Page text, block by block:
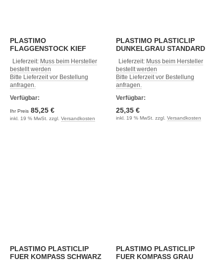
PLASTIMO
FLAGGENSTOCK KIEF
Lieferzeit: Muss beim Hersteller
bestellt werden
Bitte Lieferzeit vor Bestellung
anfragen.
Verfügbar:
Ihr Preis 85,25 €
inkl. 19 % MwSt. zzgl. Versandkosten
PLASTIMO PLASTICLIP
DUNKELGRAU STANDARD
Lieferzeit: Muss beim Hersteller
bestellt werden
Bitte Lieferzeit vor Bestellung
anfragen.
Verfügbar:
25,35 €
inkl. 19 % MwSt. zzgl. Versandkosten
PLASTIMO PLASTICLIP
FUER KOMPASS SCHWARZ
PLASTIMO PLASTICLIP
FUER KOMPASS GRAU